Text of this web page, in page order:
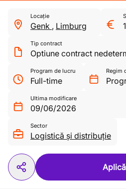
Locație
Genk , Limburg
Tip contract
Optiune contract
Program de lucru
Full-time
Regim
Ultima modificare
09/06/2026
Sector
Logistică și distribuție